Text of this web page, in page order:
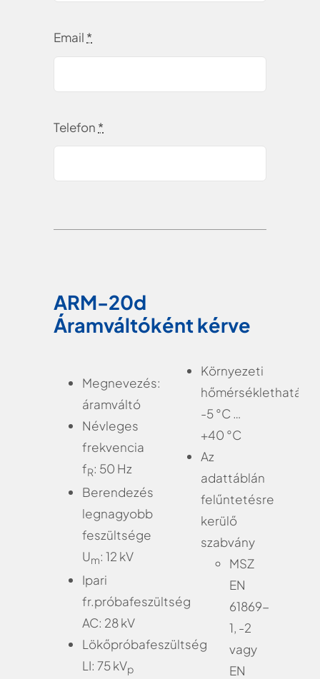
Email *
Telefon *
ARM-20d
Áramváltóként kérve
Megnevezés:
áramváltó
Névleges
frekvencia
fR: 50 Hz
Berendezés
legnagyobb
feszültsége
Um: 12 kV
Ipari
fr.próbafeszültség
AC: 28 kV
Lökőpróbafeszültség
LI: 75 kVp
Környezeti
-5 °C …
+40 °C
Az
adattáblán
felűntetésre
kerülő
szabvány
MSZ
EN
61869-
1, -2
vagy
EN